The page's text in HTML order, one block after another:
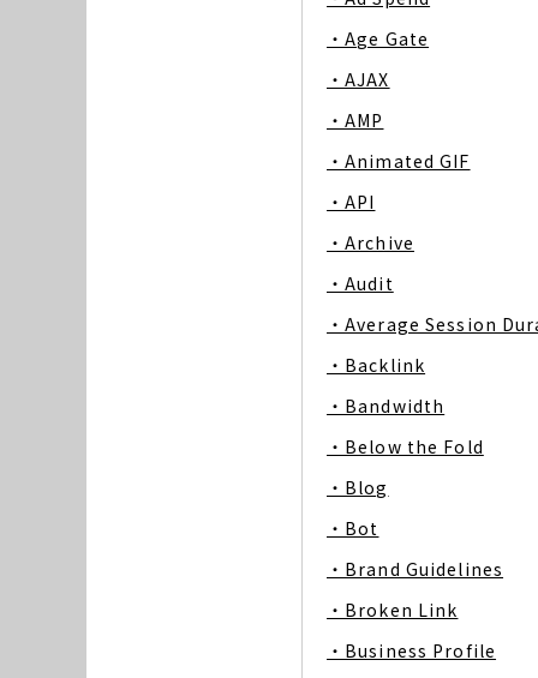
・Age Gate
・AJAX
・AMP
・Animated GIF
・API
・Archive
・Audit
・Average Session
・Backlink
・Bandwidth
・Below the Fold
・Blog
・Bot
・Brand Guidelines
・Broken Link
・Business Profile